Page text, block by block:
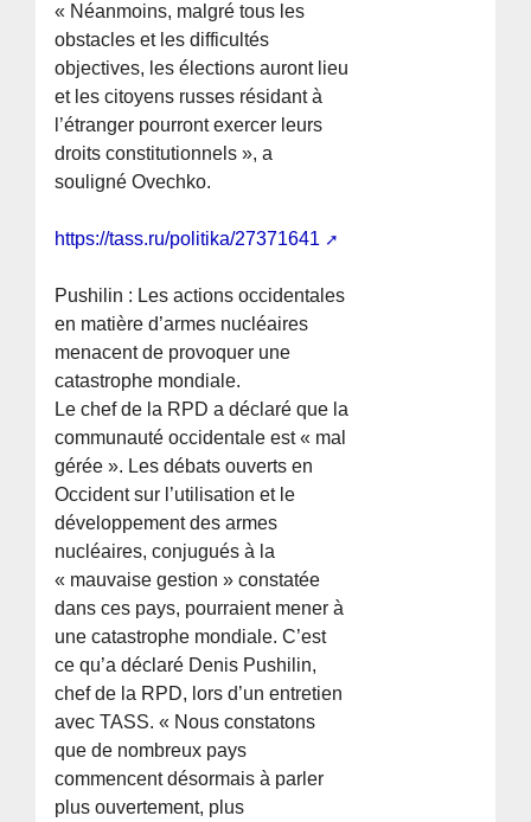
« Néanmoins, malgré tous les
obstacles et les difficultés
objectives, les élections auront lieu
et les citoyens russes résidant à
l’étranger pourront exercer leurs
droits constitutionnels », a
souligné Ovechko.
https://tass.ru/politika/27371641
Pushilin : Les actions occidentales
en matière d’armes nucléaires
menacent de provoquer une
catastrophe mondiale.
Le chef de la RPD a déclaré que la
communauté occidentale est « mal
gérée ». Les débats ouverts en
Occident sur l’utilisation et le
développement des armes
nucléaires, conjugués à la
« mauvaise gestion » constatée
dans ces pays, pourraient mener à
une catastrophe mondiale. C’est
ce qu’a déclaré Denis Pushilin,
chef de la RPD, lors d’un entretien
avec TASS. « Nous constatons
que de nombreux pays
commencent désormais à parler
plus ouvertement, plus